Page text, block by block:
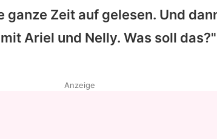
ganze Zeit auf gelesen. Und
Ariel und Nelly. Was soll das?"
Anzeige